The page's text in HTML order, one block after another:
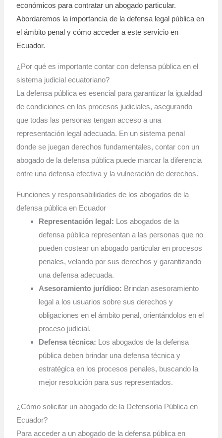
económicos para contratar un abogado particular.
Abordaremos la importancia de la defensa legal pública en
el ámbito penal y cómo acceder a este servicio en
Ecuador.
¿Por qué es importante contar con defensa pública en el
sistema judicial ecuatoriano?
La defensa pública es esencial para garantizar la igualdad
de condiciones en los procesos judiciales, asegurando
que todas las personas tengan acceso a una
representación legal adecuada. En un sistema penal
donde se juegan derechos fundamentales, contar con un
abogado de la defensa pública puede marcar la diferencia
entre una defensa efectiva y la vulneración de derechos.
Funciones y responsabilidades de los abogados de la
defensa pública en Ecuador
Representación legal: Los abogados de la
defensa pública representan a las personas que no
pueden costear un abogado particular en procesos
penales, velando por sus derechos y garantizando
una defensa adecuada.
Asesoramiento jurídico: Brindan asesoramiento
legal a los usuarios sobre sus derechos y
obligaciones en el ámbito penal, orientándolos en el
proceso judicial.
Defensa técnica: Los abogados de la defensa
pública deben brindar una defensa técnica y
estratégica en los procesos penales, buscando la
mejor resolución para sus representados.
¿Cómo solicitar un abogado de la Defensoría Pública en
Ecuador?
Para acceder a un abogado de la defensa pública en